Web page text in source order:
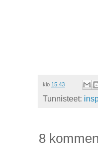
klo 15.43
Tunnisteet:
8